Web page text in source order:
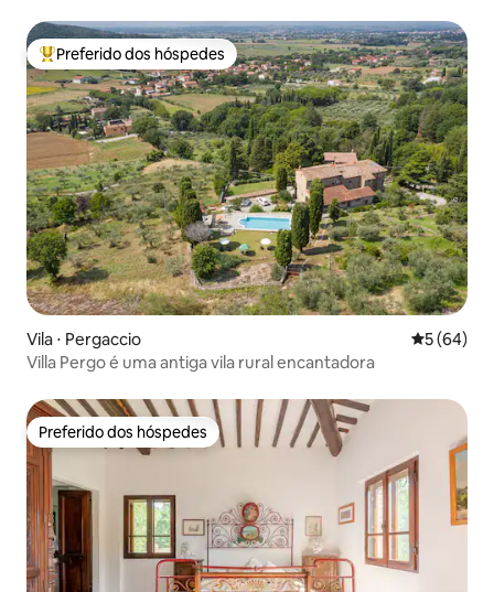
Entre os melhores preferidos dos hóspedes
Preferido dos hóspedes
Vila ⋅ Pergaccio 5 de uma
5 (64)
Villa Pergo é uma antiga vila rural encantadora
Preferido dos hóspedes
Preferido dos hóspedes